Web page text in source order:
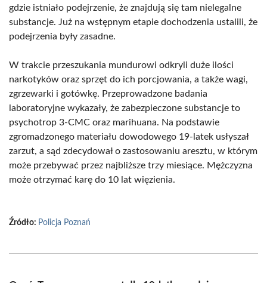
gdzie istniało podejrzenie, że znajdują się tam nielegalne
substancje. Już na wstępnym etapie dochodzenia ustalili, że
podejrzenia były zasadne.
W trakcie przeszukania mundurowi odkryli duże ilości
narkotyków oraz sprzęt do ich porcjowania, a także wagi,
zgrzewarki i gotówkę. Przeprowadzone badania
laboratoryjne wykazały, że zabezpieczone substancje to
psychotrop 3-CMC oraz marihuana. Na podstawie
zgromadzonego materiału dowodowego 19-latek usłyszał
zarzut, a sąd zdecydował o zastosowaniu aresztu, w którym
może przebywać przez najbliższe trzy miesiące. Mężczyzna
może otrzymać karę do 10 lat więzienia.
Źródło: Policja Poznań